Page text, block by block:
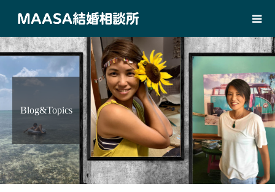
Blog&Topics